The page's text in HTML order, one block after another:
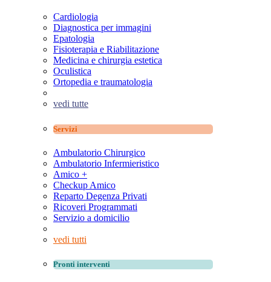
Cardiologia
Diagnostica per immagini
Epatologia
Fisioterapia e Riabilitazione
Medicina e chirurgia estetica
Oculistica
Ortopedia e traumatologia
vedi tutte
Servizi
Ambulatorio Chirurgico
Ambulatorio Infermieristico
Amico +
Checkup Amico
Reparto Degenza Privati
Ricoveri Programmati
Servizio a domicilio
vedi tutti
Pronti interventi